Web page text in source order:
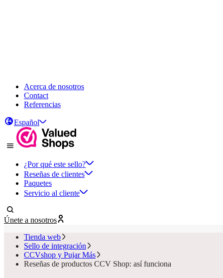
Acerca de nosotros
Contact
Referencias
Español
¿Por qué este sello?
Reseñas de clientes
Paquetes
Servicio al cliente
Únete a nosotros
Tienda web
Sello de integración
CCVshop y Pujar Más
Reseñas de productos CCV Shop: así funciona